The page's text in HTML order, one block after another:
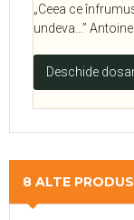
„Ceea ce
undeva…”
Deschide
8 ALTE